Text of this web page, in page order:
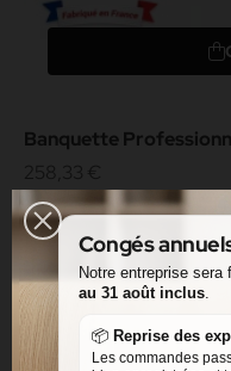
Banquette
Promo ! -20%
Congés
Notre entreprise sera
au 31 août inclus.
📦 Reprise des
Les commandes